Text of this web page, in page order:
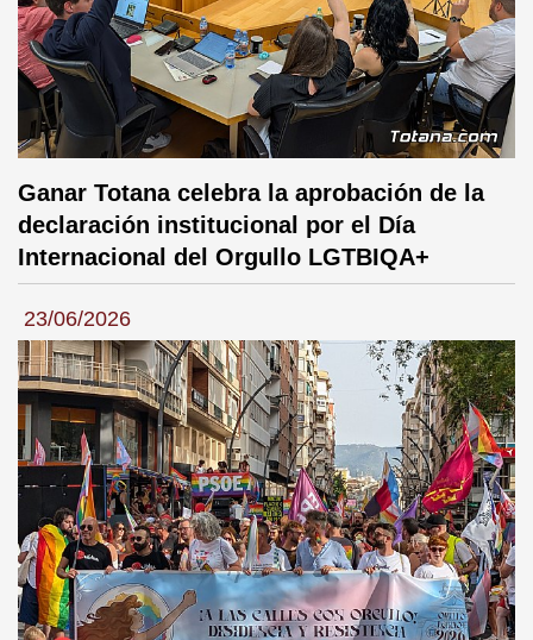
Ganar Totana celebra la aprobación de la
declaración institucional por el Día
Internacional del Orgullo LGTBIQA+
23/06/2026